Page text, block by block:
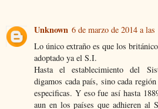
Unknown 6 de marzo de 2014 a las
Lo único extraño es que los
adoptado ya el S.I.
Hasta el establecimiento del
digamos cada país, sino cada
especificas. Y eso fue así hasta
aun en los países que adhieren al